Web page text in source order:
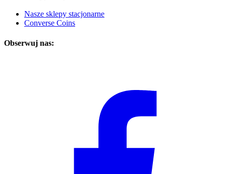
Nasze sklepy stacjonarne
Converse Coins
Obserwuj nas: